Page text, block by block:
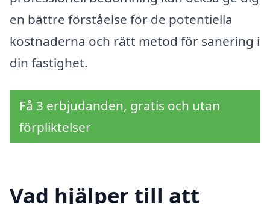
en bättre förståelse för de potentiella
kostnaderna och rätt metod för sanering i
din fastighet.
Få 3 erbjudanden, gratis och utan
förpliktelser
Vad hjälper till att